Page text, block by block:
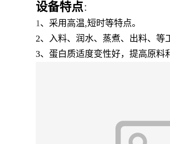
设备特点 ：
1、 采用高温,短时等特点。
2、 入料、润水、蒸煮、出料、等
3、 蛋白质适度变性好，提高原料